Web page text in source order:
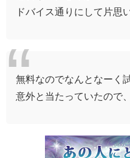
ドバイス通りにして片思
無料なのでなんとなーく
意外と当たっていたので、